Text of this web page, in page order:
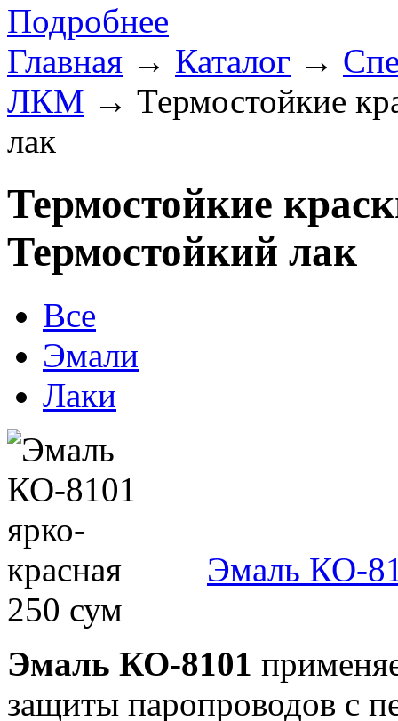
Подробнее
Главная → Каталог →
ЛКМ → Термостойкие
лак
Термостойкие
Термостойкий лак
Все
Эмали
Лаки
Эмаль КО-
250 сум
Эмаль КО-8101
защиты паропроводов с